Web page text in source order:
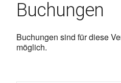
Buchungen
Buchungen sind für diese
möglich.